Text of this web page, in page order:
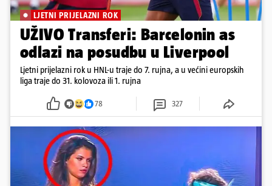
LJETNI PRIJELAZNI ROK
UŽIVO Transferi: Barcelonin as
odlazi na posudbu u Liverpool
Ljetni prijelazni rok u HNL-u traje do 7. rujna, a u većini europskih
liga traje do 31. kolovoza ili 1. rujna
78 327